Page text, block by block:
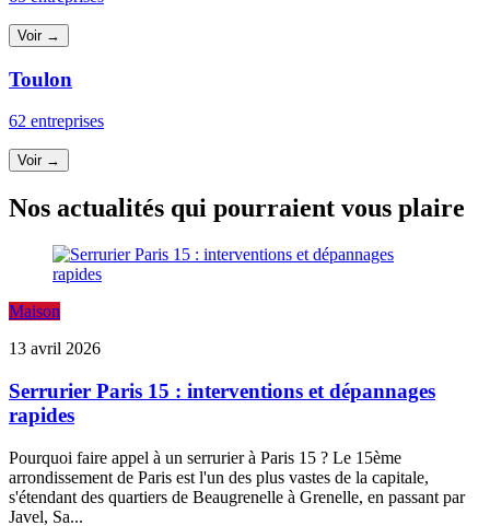
Voir →
Toulon
62 entreprises
Voir →
Nos actualités qui pourraient vous plaire
Maison
13 avril 2026
Serrurier Paris 15 : interventions et dépannages
rapides
Pourquoi faire appel à un serrurier à Paris 15 ? Le 15ème
arrondissement de Paris est l'un des plus vastes de la capitale,
s'étendant des quartiers de Beaugrenelle à Grenelle, en passant par
Javel, Sa...